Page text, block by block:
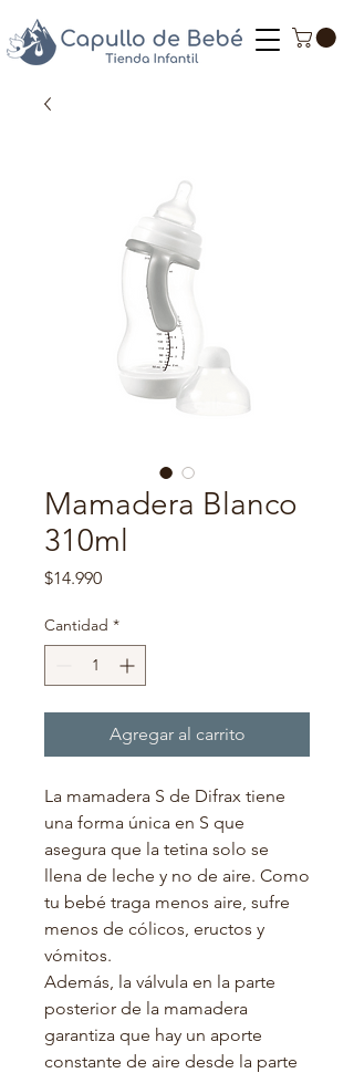
Mamadera Blanco
310ml
$14.990Precio
Cantidad *
Agregar al carrito
La mamadera S de Difrax tiene
una forma única en S que
asegura que la tetina solo se
llena de leche y no de aire. Como
tu bebé traga menos aire, sufre
menos de cólicos, eructos y
vómitos.
Además, la válvula en la parte
posterior de la mamadera
garantiza que hay un aporte
constante de aire desde la parte